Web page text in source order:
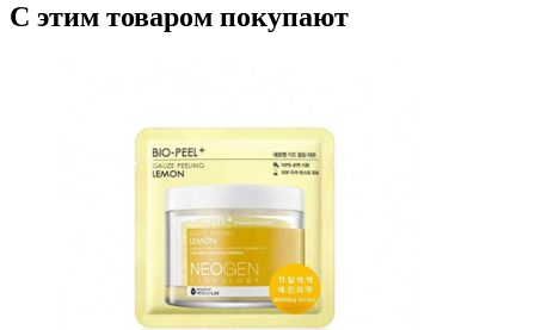
С этим товаром покупают